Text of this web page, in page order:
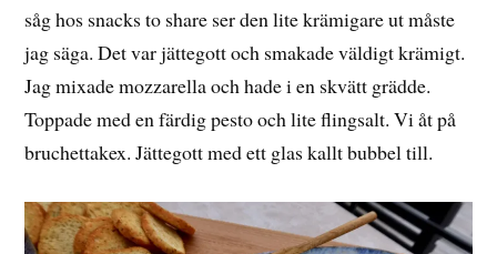
såg hos snacks to share ser den lite krämigare ut måste
jag säga. Det var jättegott och smakade väldigt krämigt.
Jag mixade mozzarella och hade i en skvätt grädde.
Toppade med en färdig pesto och lite flingsalt. Vi åt på
bruchettakex. Jättegott med ett glas kallt bubbel till.